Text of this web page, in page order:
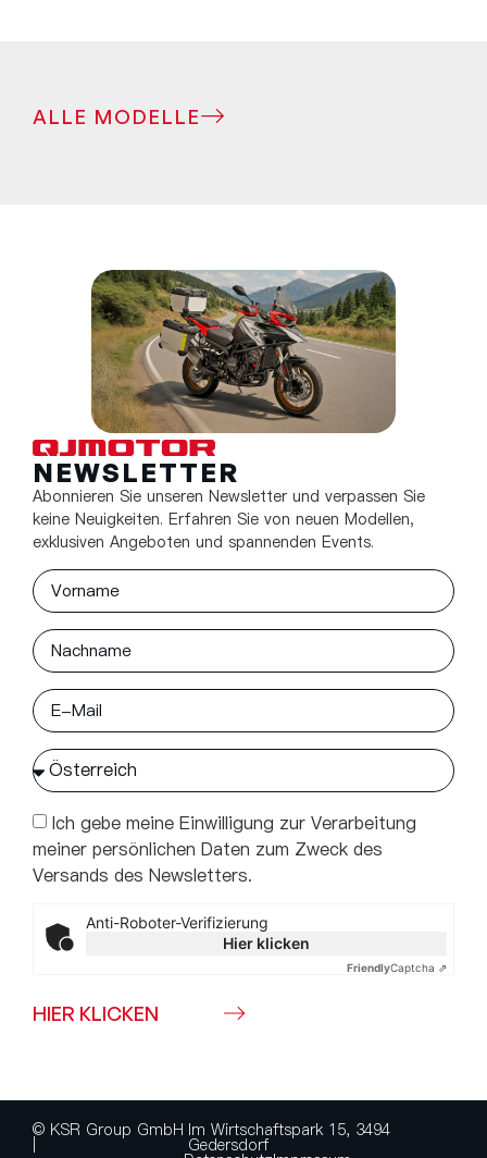
ALLE MODELLE
NEWSLETTER
Abonnieren Sie unseren Newsletter und verpassen Sie
keine Neuigkeiten. Erfahren Sie von neuen Modellen,
exklusiven Angeboten und spannenden Events.
Ich gebe meine Einwilligung zur Verarbeitung
meiner persönlichen Daten zum Zweck des
Versands des Newsletters.
Anti-Roboter-Verifizierung
Hier klicken
FriendlyCaptcha ⇗
HIER KLICKEN
© KSR Group GmbH Im Wirtschaftspark 15, 3494
Gedersdorf